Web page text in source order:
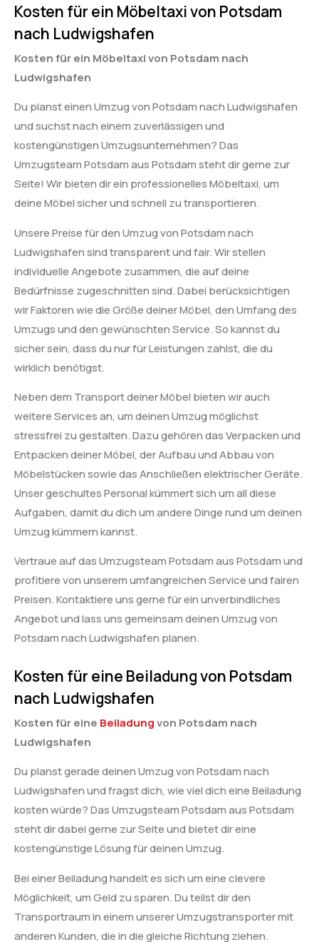
Kosten für ein Möbeltaxi von Potsdam
nach Ludwigshafen
Kosten für ein Möbeltaxi von Potsdam nach
Ludwigshafen
Du planst einen Umzug von Potsdam nach Ludwigshafen
und suchst nach einem zuverlässigen und
kostengünstigen Umzugsunternehmen? Das
Umzugsteam Potsdam aus Potsdam steht dir gerne zur
Seite! Wir bieten dir ein professionelles Möbeltaxi, um
deine Möbel sicher und schnell zu transportieren.
Unsere Preise für den Umzug von Potsdam nach
Ludwigshafen sind transparent und fair. Wir stellen
individuelle Angebote zusammen, die auf deine
Bedürfnisse zugeschnitten sind. Dabei berücksichtigen
wir Faktoren wie die Größe deiner Möbel, den Umfang des
Umzugs und den gewünschten Service. So kannst du
sicher sein, dass du nur für Leistungen zahlst, die du
wirklich benötigst.
Neben dem Transport deiner Möbel bieten wir auch
weitere Services an, um deinen Umzug möglichst
stressfrei zu gestalten. Dazu gehören das Verpacken und
Entpacken deiner Möbel, der Aufbau und Abbau von
Möbelstücken sowie das Anschließen elektrischer Geräte.
Unser geschultes Personal kümmert sich um all diese
Aufgaben, damit du dich um andere Dinge rund um deinen
Umzug kümmern kannst.
Vertraue auf das Umzugsteam Potsdam aus Potsdam und
profitiere von unserem umfangreichen Service und fairen
Preisen. Kontaktiere uns gerne für ein unverbindliches
Angebot und lass uns gemeinsam deinen Umzug von
Potsdam nach Ludwigshafen planen.
Kosten für eine Beiladung von Potsdam
nach Ludwigshafen
Kosten für eine Beiladungvon Potsdam nach
Ludwigshafen
Du planst gerade deinen Umzug von Potsdam nach
Ludwigshafen und fragst dich, wie viel dich eine Beiladung
kosten würde? Das Umzugsteam Potsdam aus Potsdam
steht dir dabei gerne zur Seite und bietet dir eine
kostengünstige Lösung für deinen Umzug.
Bei einer Beiladung handelt es sich um eine clevere
Möglichkeit, um Geld zu sparen. Du teilst dir den
Transportraum in einem unserer Umzugstransporter mit
anderen Kunden, die in die gleiche Richtung ziehen.